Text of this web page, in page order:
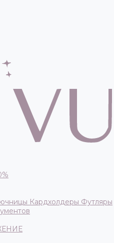
Кардхолдеры Футляры